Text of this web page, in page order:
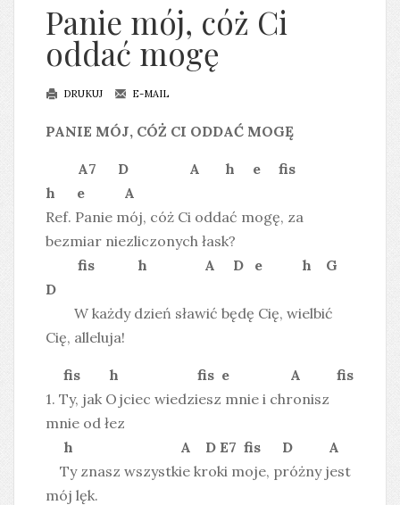
Panie mój, cóż Ci
oddać mogę
DRUKUJ E-MAIL
PANIE MÓJ, CÓŻ CI ODDAĆ MOGĘ
A7 D A h e fis
h e A
Ref. Panie mój, cóż Ci oddać mogę, za
bezmiar niezliczonych łask?
fis h A D e h G
D
W każdy dzień sławić będę Cię, wielbić
Cię, alleluja!
fis h fis e A fis
1. Ty, jak Ojciec wiedziesz mnie i chronisz
mnie od łez
h A D E7 fis D A
Ty znasz wszystkie kroki moje, próżny jest
mój lęk.